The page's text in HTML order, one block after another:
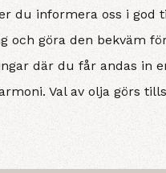
du informera oss i god
och göra den bekväm
där du får andas in
Val av olja görs